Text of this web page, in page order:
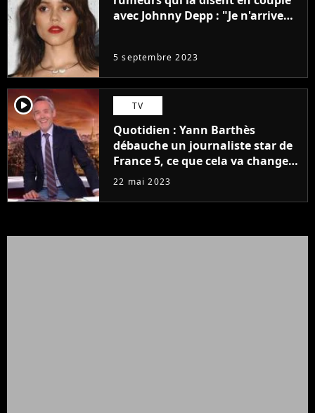
avec Johnny Depp : "Je n'arrive
5 septembre 2023
player2 TV
Quotidien : Yann Barthès
débauche un journaliste star de
France 5, ce que cela va changer
à la rentrée
22 mai 2023